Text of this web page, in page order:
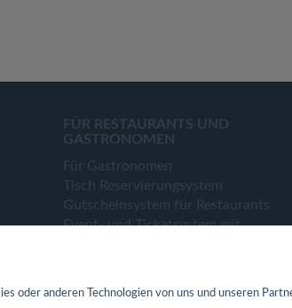
FÜR RESTAURANTS UND
GASTRONOMEN
Für Gastronomen
Tisch Reservierungsystem
Gutscheinsystem für Restaurants
Event- und Ticketsystem mit
Webseiten für Restaurant
oder anderen Technologien von uns und unseren